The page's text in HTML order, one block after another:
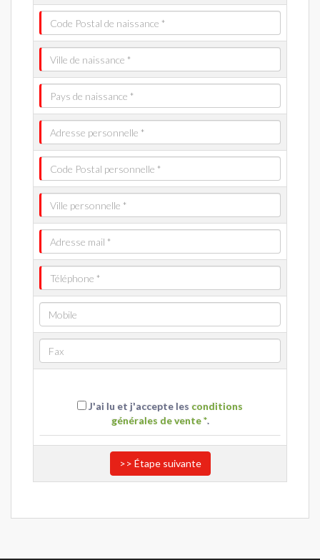
J'ai lu et j'accepte les conditions
générales de vente *.
>> Étape suivante